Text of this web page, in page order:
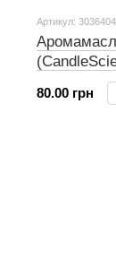
Артикул:
80.00 грн